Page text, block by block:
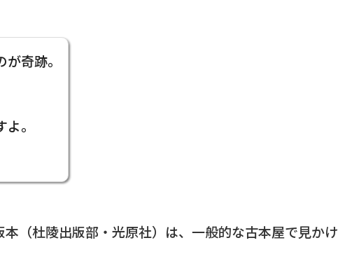
奇跡。
。
（杜陵出版部・光原社）は、一般的な古本屋で見かけ